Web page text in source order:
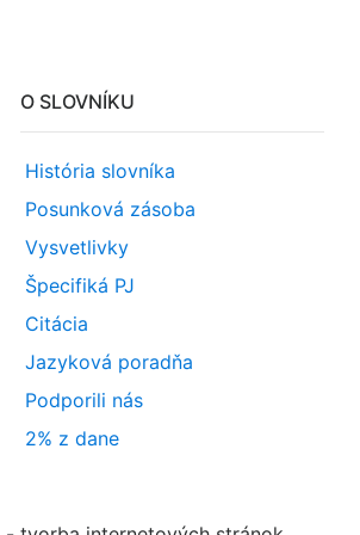
O SLOVNÍKU
História slovníka
Posunková zásoba
Vysvetlivky
Špecifiká PJ
Citácia
Jazyková poradňa
Podporili nás
2% z dane